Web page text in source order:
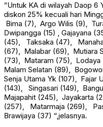
“Untuk KA di wilayah Daop 6
diskon 25% kecuali hari
Bima (7), Argo Wilis (9),
Dwipangga (15) , Gajayana
(45), Taksaka (47),
(67), Malabar (69), Mutiara
(73), Mataram (75),
Malam Selatan (89),
Senja Utama Yk (107), Fajar
(143), Singasari (149),
Majapahit (245), Jayakarta
(257), Matarmaja (269),
Brawijaya (37) “,jelasnya.